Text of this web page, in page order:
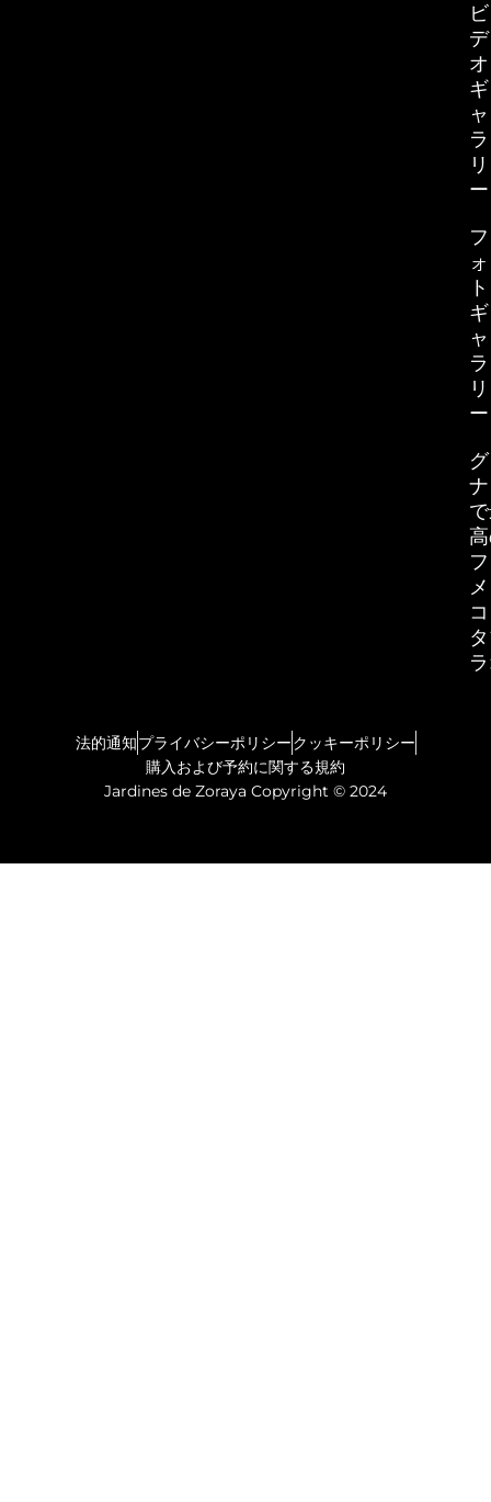
ビ
デ
オ
ギ
ャ
ラ
リ
ー
フ
ォ
ト
ギ
ャ
ラ
リ
ー
法的通知プライバシーポリシークッキーポリシー
購入および予約に関する規約
Jardines de Zoraya Copyright © 2024